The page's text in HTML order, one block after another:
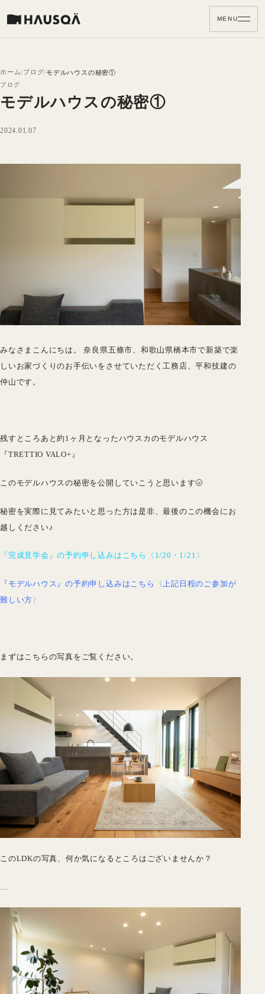
MENU
ホーム ブログ モデルハウスの秘密①
ブログ
モデルハウスの秘密①
2024.01.07
みなさまこんにちは。 奈良県五條市、和歌山県橋本市で新築で楽
しいお家づくりのお手伝いをさせていただく工務店、平和技建の
仲山です。
残すところあと約1ヶ月となったハウスカのモデルハウス
『TRETTIO VALO+』
このモデルハウスの秘密を公開していこうと思います🌝
秘密を実際に見てみたいと思った方は是非、最後のこの機会にお
越しください♪
『完成見学会』の予約申し込みはこちら〈1/20・1/21〉
『モデルハウス』の予約申し込みはこちら〈上記日程のご参加が
難しい方〉
まずはこちらの写真をご覧ください。
このLDKの写真、何か気になるところはございませんか？